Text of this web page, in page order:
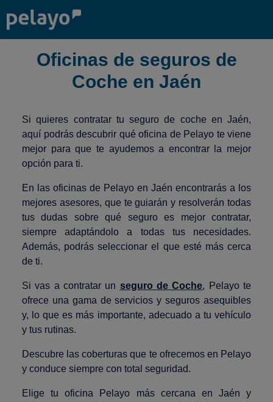
Oficinas de seguros de
Coche en Jaén
Si quieres contratar tu seguro de coche en Jaén,
aquí podrás descubrir qué oficina de Pelayo te viene
mejor para que te ayudemos a encontrar la mejor
opción para ti.
En las oficinas de Pelayo en Jaén encontrarás a los
mejores asesores, que te guiarán y resolverán todas
tus dudas sobre qué seguro es mejor contratar,
siempre adaptándolo a todas tus necesidades.
Además, podrás seleccionar el que esté más cerca
de ti.
Si vas a contratar un seguro de Coche, Pelayo te
ofrece una gama de servicios y seguros asequibles
y, lo que es más importante, adecuado a tu vehículo
y tus rutinas.
Descubre las coberturas que te ofrecemos en Pelayo
y conduce siempre con total seguridad.
Elige tu oficina Pelayo más cercana en Jaén y